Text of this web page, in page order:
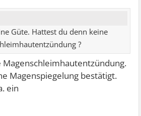
Güte. Hattest du denn keine
?
Magenspiegelung bestätigt.
ein